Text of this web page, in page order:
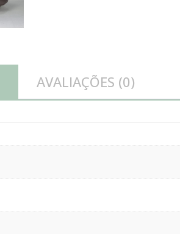
AVALIAÇÕES (0)